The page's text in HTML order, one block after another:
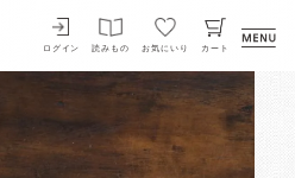
ログイン 読みもの お気にいり カート